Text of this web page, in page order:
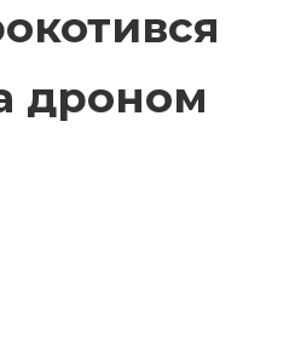
дроном